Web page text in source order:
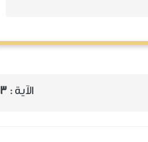
الآية : 3